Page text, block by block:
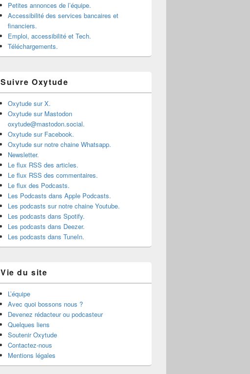
Petites annonces de l’équipe.
Accessibilité des services bancaires et
financiers.
Emploi, accessibilité et Tech.
Téléchargements.
Suivre Oxytude
Oxytude sur X.
Oxytude sur Mastodon
oxytude@mastodon.social.
Oxytude sur Facebook.
Oxytude sur notre chaine Whatsapp.
Newsletter.
Le flux RSS des articles.
Le flux RSS des commentaires.
Le flux des Podcasts.
Les Podcasts dans Apple Podcasts.
Les podcasts sur notre chaine Youtube.
Les podcasts dans Spotify.
Les podcasts dans Deezer.
Les podcasts dans TuneIn.
Vie du site
L’équipe
Avec quoi bossons nous ?
Devenez rédacteur ou podcasteur
Quelques liens
Soutenir Oxytude
Contactez-nous
Mentions légales